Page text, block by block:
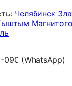
Челябинск
(WhatsApp)